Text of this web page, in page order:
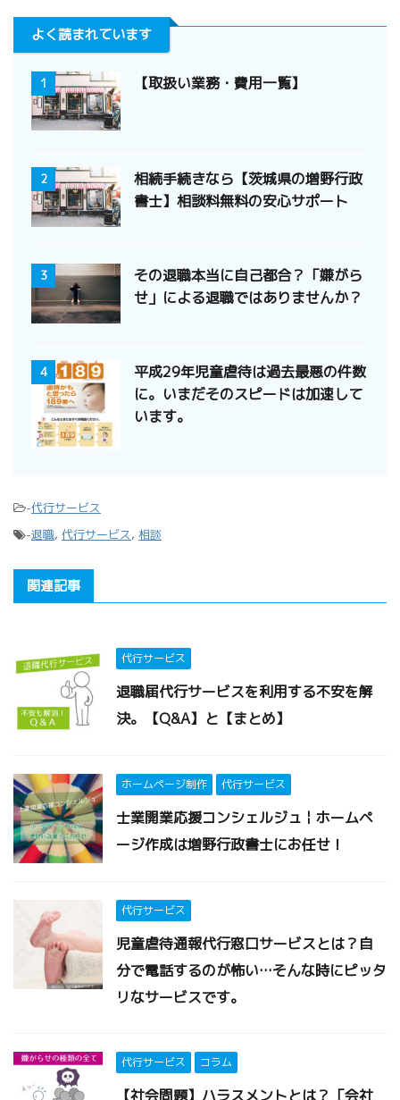
よく読まれています
1 【取扱い業務・費用一覧】
2
相続手続きなら【茨城県の増野行政
書士】相談料無料の安心サポート
3
その退職本当に自己都合？「嫌がら
せ」による退職ではありませんか？
4
平成29年児童虐待は過去最悪の件数
に。いまだそのスピードは加速して
います。
-代行サービス
-退職, 代行サービス, 相談
関連記事
代行サービス
退職届代行サービスを利用する不安を解
決。【Q&A】と【まとめ】
ホームページ制作 代行サービス
士業開業応援コンシェルジュ￤ホームペ
ージ作成は増野行政書士にお任せ！
代行サービス
児童虐待通報代行窓口サービスとは？自
分で電話するのが怖い…そんな時にピッタ
リなサービスです。
代行サービス コラム
【社会問題】ハラスメントとは？「会社